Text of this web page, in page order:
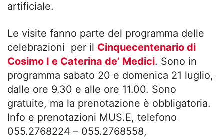
artificiale.
Le visite fanno parte del programma delle
celebrazioni per il Cinquecentenario di
Cosimo I e Caterina de’ Medici. Sono in
programma sabato 20 e domenica 21 luglio,
dalle ore 9.30 e alle ore 11.00. Sono
gratuite, ma la prenotazione è obbligatoria.
Info e prenotazioni MUS.E, telefono
055.2768224 – 055.2768558,